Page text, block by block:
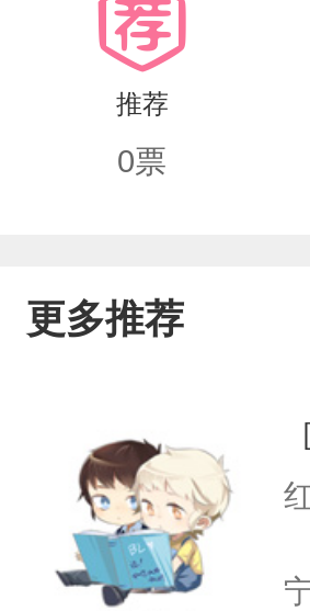
欧尼酱康我康我！我
啊啊呜呜呜，他看我
了......大佬:没事，他
家神后跑了，神主也不
对老婆软)
推荐
0票
更多推荐